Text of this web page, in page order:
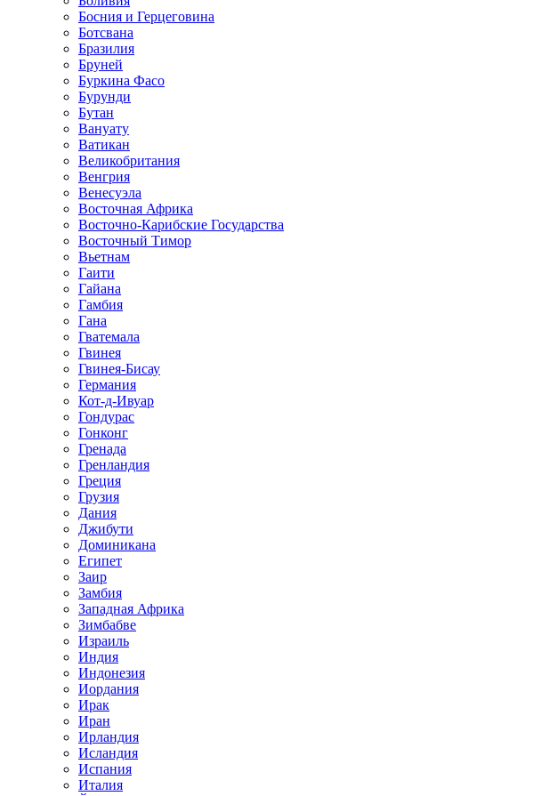
Босния и Герцеговина
Ботсвана
Бразилия
Бруней
Буркина Фасо
Бурунди
Бутан
Вануату
Ватикан
Великобритания
Венгрия
Венесуэла
Восточная Африка
Восточно-Карибские Государства
Восточный Тимор
Вьетнам
Гаити
Гайана
Гамбия
Гана
Гватемала
Гвинея
Гвинея-Бисау
Германия
Кот-д-Ивуар
Гондурас
Гонконг
Гренада
Гренландия
Греция
Грузия
Дания
Джибути
Доминикана
Египет
Заир
Замбия
Западная Африка
Зимбабве
Израиль
Индия
Индонезия
Иордания
Ирак
Иран
Ирландия
Исландия
Испания
Италия